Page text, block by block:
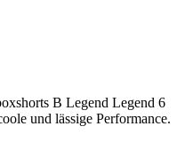
B Legend Legend 6
und lässige Performance.